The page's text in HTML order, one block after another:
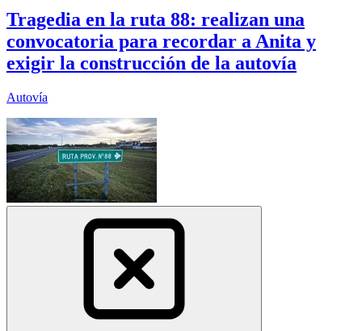
Tragedia en la ruta 88: realizan una
convocatoria para recordar a Anita y
exigir la construcción de la autovía
Autovía